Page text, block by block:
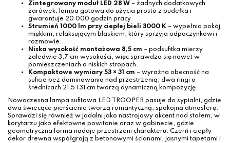
Zintegrowany moduł LED 28 W – żadnych dodatkowych
żarówek; lampa gotowa do użycia prosto z pudełka i
gwarantuje 20 000 godzin pracy.
Strumień 1000 lm przy ciepłej bieli 3000 K – wypełnia pokój
miękkim, relaksującym blaskiem, który sprzyja odpoczynkowi i
rozmowie.
Niska wysokość montażowa 8,5 cm – podsufitka mierzy
zaledwie 3,7 cm wysokości, więc sprawdza się nawet w
pomieszczeniach o niskich stropach.
Kompaktowe wymiary 53 × 31 cm – wyraźna obecność na
suficie bez dominowania nad przestrzenią; dwa ringi o
średnicach 21,5 i 31 cm tworzą dynamiczną kompozycję.
Nowoczesna lampa sufitowa LED TROOPER pasuje do sypialni, gdzie
dwa świecące pierścienie tworzą romantyczną, spokojną atmosferę.
Sprawdzi się również w jadalni jako nastrojowy akcent nad stołem, w
korytarzu jako efektowne powitanie oraz w gabinecie, gdzie
geometryczna forma nadaje przestrzeni charakteru. Czerń i ciepły
dekor drewna współgrają z betonowymi ścianami, jasnymi tapetami i